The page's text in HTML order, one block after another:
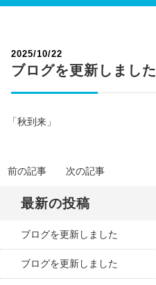
2025/10/22
ブログを更新しました
「秋到来」
前の記事 次の記事
最新の投稿
ブログを更新しました
ブログを更新しました